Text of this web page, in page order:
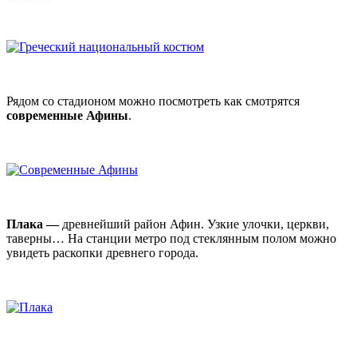
Рядом со стадионом можно посмотреть как смотрятся
современные Афины.
Плака — древнейший район Афин. Узкие улочки, церкви,
таверны… На станции метро под стеклянным полом можно
увидеть раскопки древнего города.